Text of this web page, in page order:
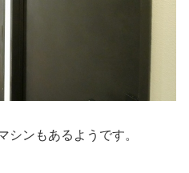
シンもあるようです。